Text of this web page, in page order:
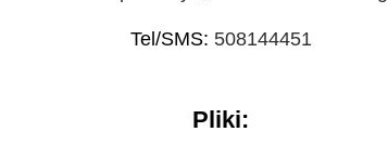
Tel/SMS: 508144451
Pliki: